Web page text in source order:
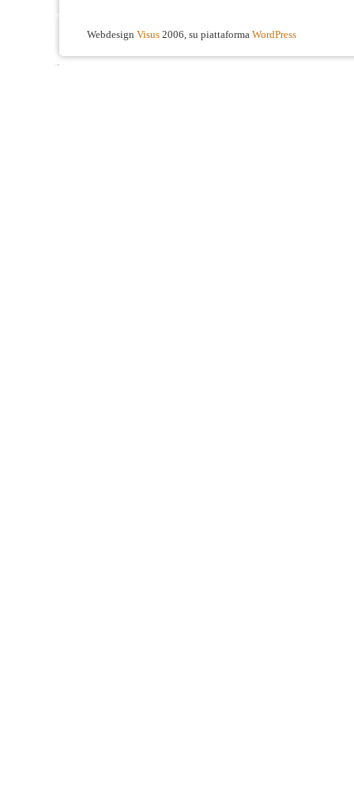
Webdesign Visus 2006, su piattaforma WordPress